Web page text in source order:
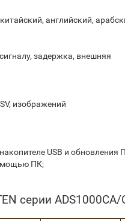
английский,
задержка, внешняя
изображений
USB и обновления
ПК;
серии ADS1000CA/